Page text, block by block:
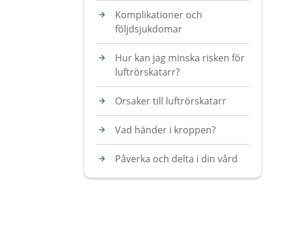
Komplikationer och
följdsjukdomar
Hur kan jag minska risken för
luftrörskatarr?
Orsaker till luftrörskatarr
Vad händer i kroppen?
Påverka och delta i din vård